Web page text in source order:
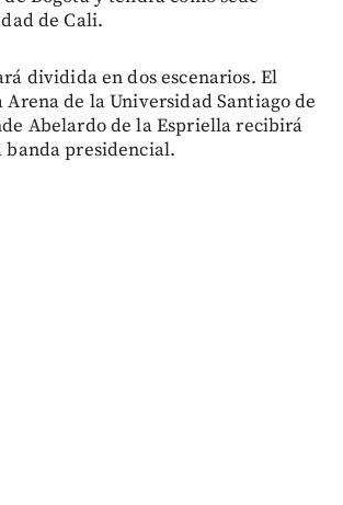
de Cali.
dividida en dos escenarios. El
de la Universidad Santiago de
Abelardo de la Espriella recibirá
presidencial.